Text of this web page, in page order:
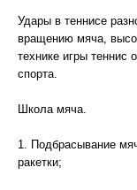
Удары в теннисе
вращению мяча,
технике игры теннис
спорта.
Школа мяча.
1. Подбрасывание
ракетки;